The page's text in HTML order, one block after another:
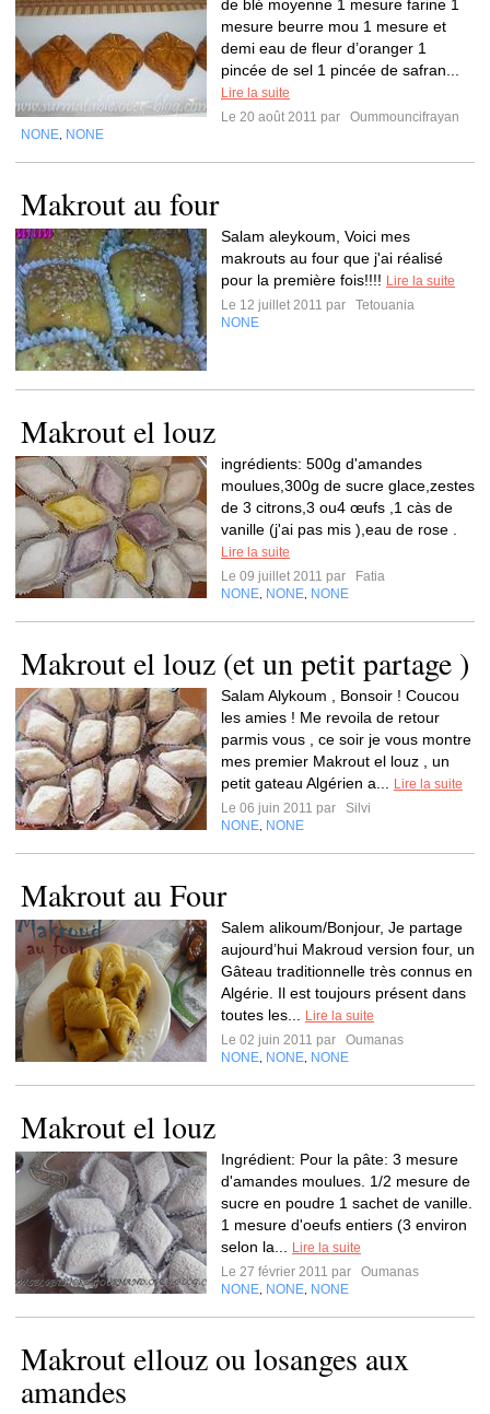
de blé moyenne 1 mesure farine 1
mesure beurre mou 1 mesure et
demi eau de fleur d’oranger 1
pincée de sel 1 pincée de safran...
Lire la suite
Le 20 août 2011 par
Oummouncifrayan
NONE NONE
Makrout au four
Salam aleykoum, Voici mes
makrouts au four que j'ai réalisé
pour la première fois!!!! Lire la suite
Le 12 juillet 2011 par
Tetouania
NONE
Makrout el louz
ingrédients: 500g d'amandes
moulues,300g de sucre glace,zestes
de 3 citrons,3 ou4 œufs ,1 càs de
vanille (j'ai pas mis ),eau de rose .
Lire la suite
Le 09 juillet 2011 par
Fatia
NONE NONE NONE
Makrout el louz (et un petit partage )
Salam Alykoum , Bonsoir ! Coucou
les amies ! Me revoila de retour
parmis vous , ce soir je vous montre
mes premier Makrout el louz , un
petit gateau Algérien a...
Lire la suite
Le 06 juin 2011 par
Silvi
NONE NONE
Makrout au Four
Salem alikoum/Bonjour, Je partage
aujourd’hui Makroud version four, un
Gâteau traditionnelle très connus en
Algérie. Il est toujours présent dans
toutes les...
Lire la suite
Le 02 juin 2011 par
Oumanas
NONE NONE NONE
Makrout el louz
Ingrédient: Pour la pâte: 3 mesure
d'amandes moulues. 1/2 mesure de
sucre en poudre 1 sachet de vanille.
1 mesure d'oeufs entiers (3 environ
selon la...
Lire la suite
Le 27 février 2011 par
Oumanas
NONE NONE NONE
Makrout ellouz ou losanges aux
amandes